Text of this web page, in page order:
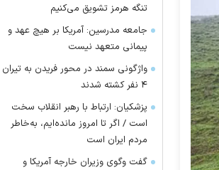
تنگه هرمز تشویق می‌کنیم
جامعه مدرسین: آمریکا بر هیچ عهد و
پیمانی متعهد نیست
واژگونی سمند در محور فریدن به
۴ نفر کشته شدند
پزشکیان: ارتباط با رهبر انقلاب سخت
است / اگر تا امروز مانده‌ایم، به‌خاطر
مردم ایران است
گفت وگوی وزیران خارجه آمریکا و